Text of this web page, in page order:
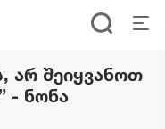
არ შეიყვანოთ
- ნონა